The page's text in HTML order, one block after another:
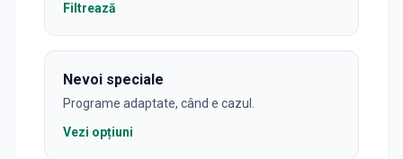
Filtrează
Nevoi speciale
Programe adaptate, când e cazul.
Vezi opțiuni